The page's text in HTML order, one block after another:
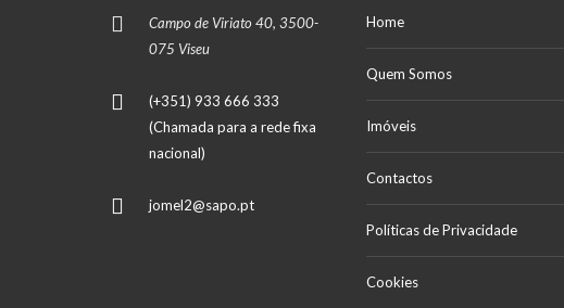
Campo de Viriato 40, 3500-
075 Viseu
(+351) 933 666 333
(Chamada para a rede fixa
nacional)
jomel2@sapo.pt
Home
Quem Somos
Imóveis
Contactos
Políticas de Privacidade
Cookies